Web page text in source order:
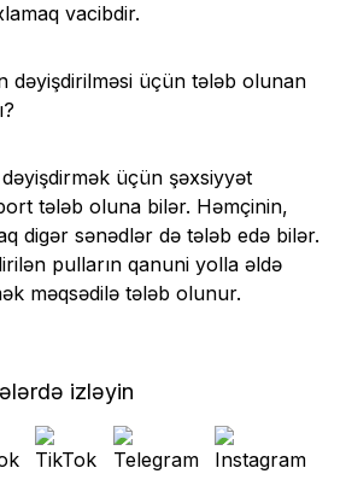
vacibdir.
dəyişdirilməsi üçün tələb olunan
üçün şəxsiyyət
tələb oluna bilər. Həmçinin,
digər sənədlər də tələb edə bilər.
pulların qanuni yolla əldə
məqsədilə tələb olunur.
izləyin